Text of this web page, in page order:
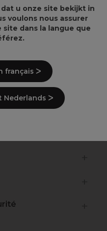
incluse
u onze site bekijkt in
voulons nous assurer
dans la langue que
français ᐳ
Nederlands ᐳ